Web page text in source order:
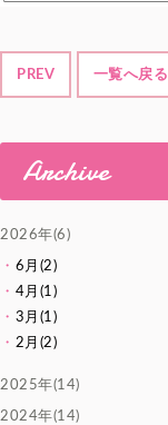
PREV 一覧へ戻る
Archive
2026年(6)
6月(2)
4月(1)
3月(1)
2月(2)
2025年(14)
2024年(14)